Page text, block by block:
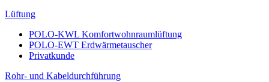
Lüftung
POLO-KWL Komfortwohnraumlüftung
POLO-EWT Erdwärmetauscher
Privatkunde
Rohr- und Kabeldurchführung